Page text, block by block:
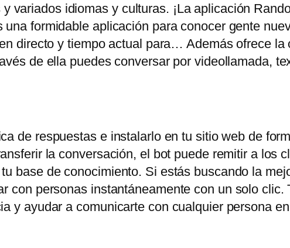
variados idiomas y culturas. ¡La aplicación
formidable aplicación para conocer gente
directo y tiempo actual para… Además ofrece
de ella puedes conversar por videollamada,
de respuestas e instalarlo en tu sitio web de
la conversación, el bot puede remitir a los
base de conocimiento. Si estás buscando la
con personas instantáneamente con un solo clic.
y ayudar a comunicarte con cualquier persona